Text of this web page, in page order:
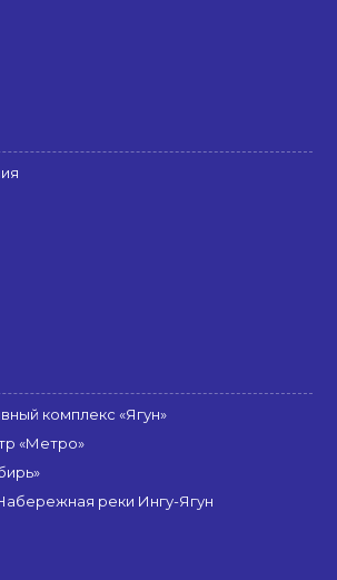
комплекс «Ягун»
«Метро»
реки Ингу-Ягун